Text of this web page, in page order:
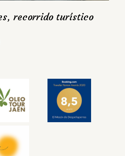
recorrido turístico